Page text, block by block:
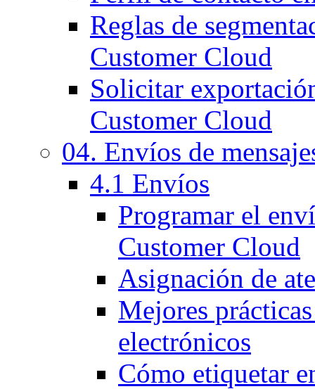
Reglas de
Customer Cloud
Solicitar
Customer Cloud
04. Envíos de
4.1 Envíos
Programar el
Customer Cloud
Asignación de
Mejores
electrónicos
Cómo etiquetar